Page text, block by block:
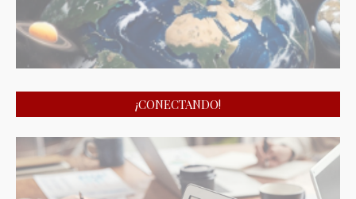
¡CONECTANDO!